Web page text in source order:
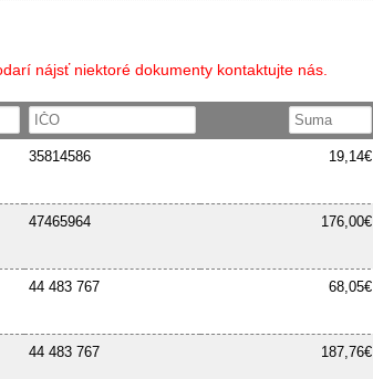
nájsť niektoré dokumenty kontaktujte nás.
35814586 19,14€
47465964 176,00€
44 483 767 68,05€
44 483 767 187,76€